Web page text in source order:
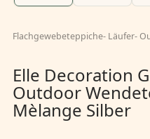
Flachgewebeteppiche- Läufer-
Elle Decoration
Outdoor
Mèlange Silber